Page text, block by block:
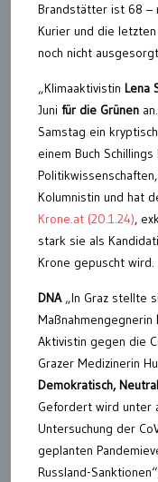
Brandstätter ist 68 –
Kurier und die
noch nicht
„Klimaaktivistin Lena
Juni für die Grünen
Samstag ein
einem Buch
Kolumnistin und hat
Krone.at (20.1.24),
stark sie als
Krone gepuscht wird.
DNA„In Graz stellte
Maßnahmengegnerin
Aktivistin gegen die
Grazer Medizinerin
Demokratisch,
Gefordert wird unter
Untersuchung der
geplanten
Russland-